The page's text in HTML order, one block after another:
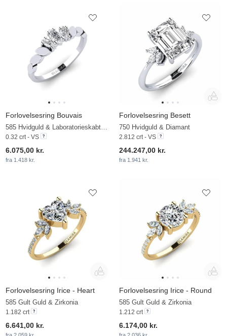
Forlovelsesring Bouvais
0.32 crt - VS
6.075,00 kr.
fra 1.418 kr.
Forlovelsesring Besett
750 Hvidguld & Diamant
2.812 crt - VS
244.247,00 kr.
fra 1.941 kr.
Forlovelsesring Irice - Heart
585 Gult Guld & Zirkonia
1.182 crt
6.641,00 kr.
Forlovelsesring Irice - Round
585 Gult Guld & Zirkonia
1.212 crt
6.174,00 kr.